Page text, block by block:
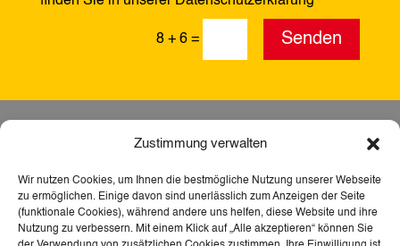
Zustimmung verwalten
Wir nutzen Cookies, um Ihnen die bestmögliche Nutzung unserer Webseite
zu ermöglichen. Einige davon sind unerlässlich zum Anzeigen der Seite
(funktionale Cookies), während andere uns helfen, diese Website und ihre
Nutzung zu verbessern. Mit einem Klick auf „Alle akzeptieren“ können Sie
8 + 6 = Senden